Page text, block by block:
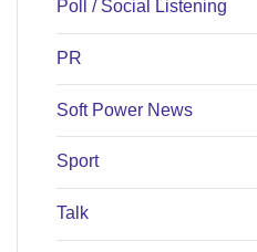
Poll / Social Listening
PR
Soft Power News
Sport
Talk